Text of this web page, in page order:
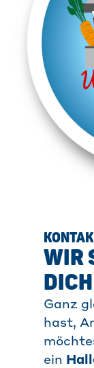
WIR
Ganz
hast,
ein